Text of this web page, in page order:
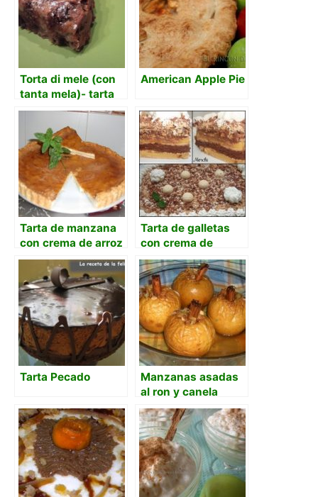
Torta di mele (con
tanta mela)- tarta
de manzanas (con
muchas manzanas)
American Apple Pie
Tarta de manzana
con crema de arroz
Tarta de galletas
con crema de
chocolate y flan
Tarta Pecado
Manzanas asadas
al ron y canela